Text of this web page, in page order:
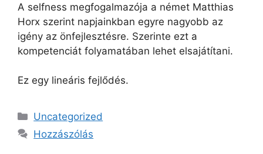
A selfness megfogalmazója a német Matthias
Horx szerint napjainkban egyre nagyobb az
igény az önfejlesztésre. Szerinte ezt a
kompetenciát folyamatában lehet elsajátítani.
Ez egy lineáris fejlődés.
Kategória
Uncategorized
Hozzászólás